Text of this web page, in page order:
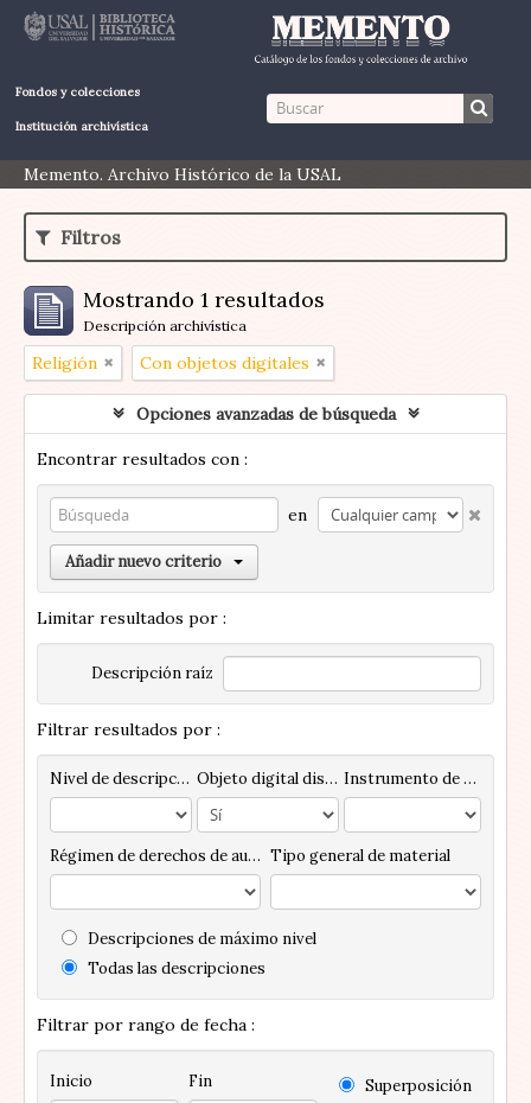
Fondos y colecciones
Institución archivística
Memento. Archivo Histórico de la USAL
Filtros
Mostrando 1 resultados
Descripción archivística
Religión Con objetos digitales
Opciones avanzadas de búsqueda
Encontrar resultados con :
en
Añadir nuevo criterio
Limitar resultados por :
Descripción raíz
Filtrar resultados por :
Nivel de descripción Objeto digital disponibles Instrumento de descripción
Régimen de derechos de autor Tipo general de material
Descripciones de máximo nivel
Todas las descripciones
Filtrar por rango de fecha :
Inicio Fin
Superposición